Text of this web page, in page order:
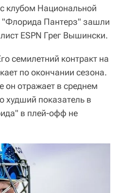
клубом Национальной
"Флорида Пантерз" зашли
ESPN Грег Вышински.
семилетний контракт на
по окончании сезона.
он отражает в среднем
худший показатель в
в плей-офф не